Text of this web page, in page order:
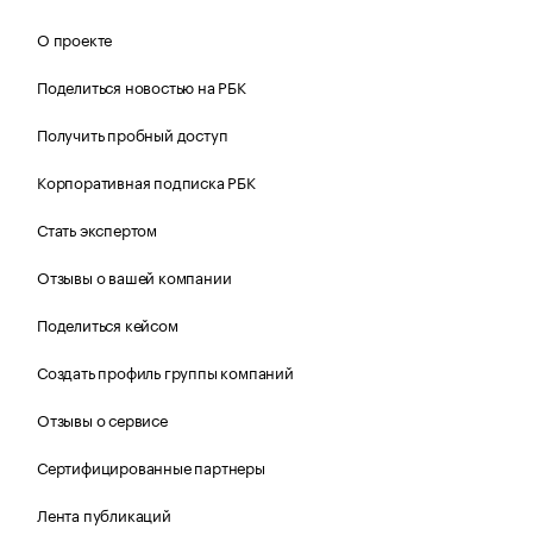
О проекте
Поделиться новостью на РБК
Получить пробный доступ
Корпоративная подписка РБК
Стать экспертом
Отзывы о вашей компании
Поделиться кейсом
Создать профиль группы компаний
Отзывы о сервисе
Сертифицированные партнеры
Лента публикаций